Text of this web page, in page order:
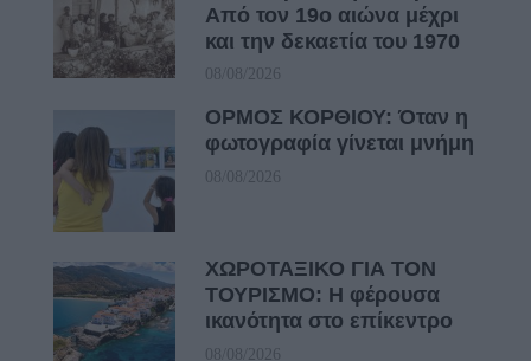
Από τον 19ο αιώνα μέχρι
και την δεκαετία του 1970
08/08/2026
ΟΡΜΟΣ ΚΟΡΘΙΟΥ: Όταν η
φωτογραφία γίνεται μνήμη
08/08/2026
ΧΩΡΟΤΑΞΙΚΟ ΓΙΑ ΤΟΝ
ΤΟΥΡΙΣΜΟ: Η φέρουσα
ικανότητα στο επίκεντρο
08/08/2026